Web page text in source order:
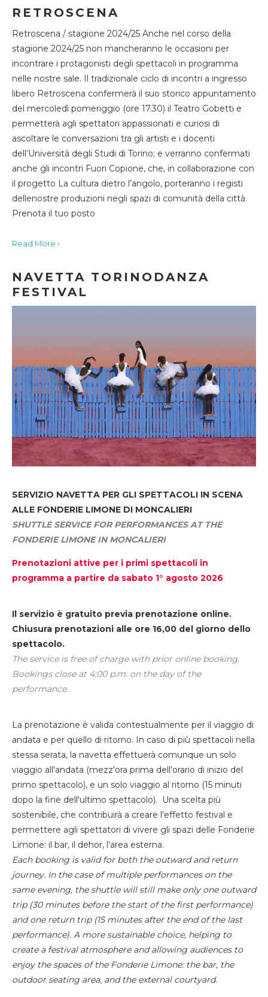
RETROSCENA
Retroscena / stagione 2024/25 Anche nel corso della
stagione 2024/25 non mancheranno le occasioni per
incontrare i protagonisti degli spettacoli in programma
nelle nostre sale. Il tradizionale ciclo di incontri a ingresso
libero Retroscena confermerà il suo storico appuntamento
del mercoledì pomeriggio (ore 17.30) il Teatro Gobetti e
permetterà agli spettatori appassionati e curiosi di
ascoltare le conversazioni tra gli artisti e i docenti
dell’Università degli Studi di Torino; e verranno confermati
anche gli incontri Fuori Copione, che, in collaborazione con
il progetto La cultura dietro l’angolo, porteranno i registi
dellenostre produzioni negli spazi di comunità della città.
Prenota il tuo posto
Read More ›
NAVETTA TORINODANZA
FESTIVAL
SERVIZIO NAVETTA PER GLI SPETTACOLI IN SCENA
ALLE FONDERIE LIMONE DI MONCALIERI
SHUTTLE SERVICE FOR PERFORMANCES AT THE
FONDERIE LIMONE IN MONCALIERI
Prenotazioni attive per i primi spettacoli in
programma a partire da sabato 1° agosto 2026
Il servizio è gratuito previa prenotazione online.
Chiusura prenotazioni alle ore 16,00 del giorno dello
spettacolo.
The service is free of charge with prior online booking.
Bookings close at 4:00 p.m. on the day of the
performance.
La prenotazione è valida contestualmente per il viaggio di
andata e per quello di ritorno. In caso di più spettacoli nella
stessa serata, la navetta effettuerà comunque un solo
viaggio all'andata (mezz'ora prima dell'orario di inizio del
primo spettacolo), e un solo viaggio al ritorno (15 minuti
dopo la fine dell'ultimo spettacolo). Una scelta più
sostenibile, che contribuirà a creare l'effetto festival e
permettere agli spettatori di vivere gli spazi delle Fonderie
Limone: il bar, il dehor, l'area esterna.
Each booking is valid for both the outward and return
journey. In the case of multiple performances on the
same evening, the shuttle will still make only one outward
trip (30 minutes before the start of the first performance)
and one return trip (15 minutes after the end of the last
performance). A more sustainable choice, helping to
create a festival atmosphere and allowing audiences to
enjoy the spaces of the Fonderie Limone: the bar, the
outdoor seating area, and the external courtyard.